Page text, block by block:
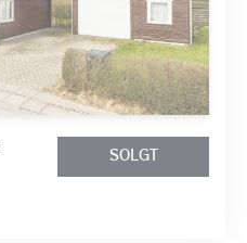
SOLGT